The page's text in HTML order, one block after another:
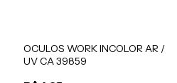
OCULOS WORK INCOLOR AR /
UV CA 39859